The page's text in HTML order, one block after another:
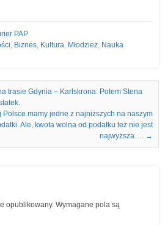
PAP
, Biznes, Kultura, Młodzież, Nauka
trasie Gdynia – Karlskrona. Potem Stena
Polsce mamy jedne z najniższych na naszym
Ale, kwota wolna od podatku też nie jest
najwyższa…. →
opublikowany. Wymagane pola są